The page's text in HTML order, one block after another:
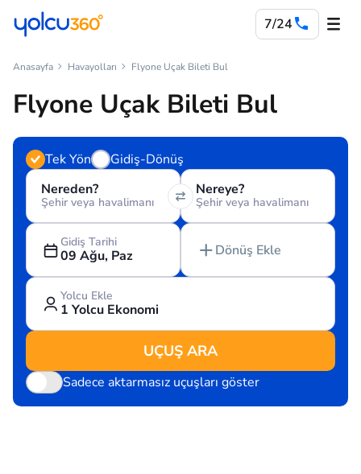
7/24
Anasayfa Havayolları Flyone Uçak Bileti Bul
Flyone Uçak Bileti Bul
Tek Yön
Gidiş-Dönüş
Nereden?
Şehir veya havalimanı
Nereye?
Şehir veya havalimanı
Gidiş Tarihi
09 Ağu, Paz Dönüş Ekle
Yolcu Ekle
1 Yolcu Ekonomi
UÇUŞ ARA
Sadece aktarmasız uçuşları göster